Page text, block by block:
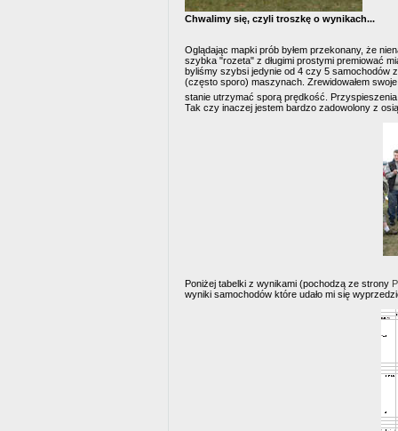
Chwalimy się, czyli troszkę o wynikach...
Oglądając mapki prób byłem przekonany, że
szybka "rozeta" z długimi prostymi premiować
byliśmy szybsi jedynie od 4 czy 5 samochodów
(często sporo) maszynach. Zrewidowałem
stanie utrzymać sporą prędkość.
Tak czy inaczej jestem bardzo zadowolony z
Poniżej tabelki z wynikami (pochodzą ze strony
wyniki samochodów które udało mi się